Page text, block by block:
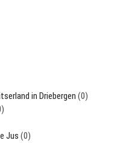
in Driebergen (0)
Jus (0)